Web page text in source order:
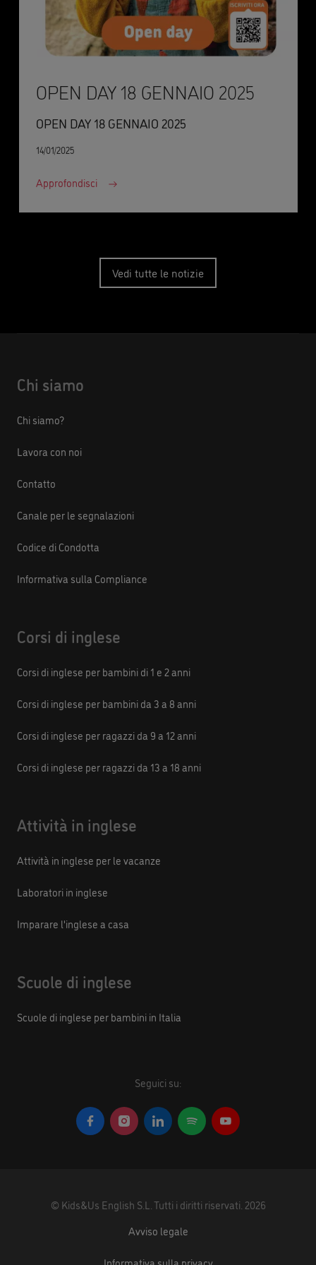
OPEN DAY 18 GENNAIO 2025
OPEN DAY 18 GENNAIO 2025
14/01/2025
Approfondisci
Vedi tutte le notizie
Chi siamo
Chi siamo?
Lavora con noi
Contatto
Canale per le segnalazioni
Codice di Condotta
Informativa sulla Compliance
Corsi di inglese
Corsi di inglese per bambini di 1 e 2 anni
Corsi di inglese per bambini da 3 a 8 anni
Corsi di inglese per ragazzi da 9 a 12 anni
Corsi di inglese per ragazzi da 13 a 18 anni
Attività in inglese
Attività in inglese per le vacanze
Laboratori in inglese
Imparare l'inglese a casa
Scuole di inglese
Scuole di inglese per bambini in Italia
Seguici su:
© Kids&Us English S.L. Tutti i diritti riservati. 2026
Avviso legale